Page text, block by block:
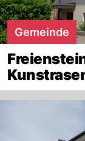
Gemeinde